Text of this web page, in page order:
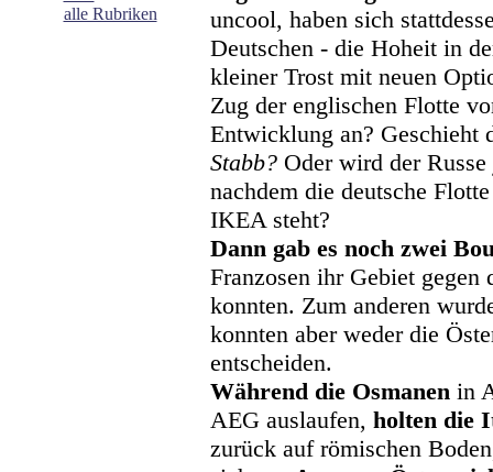
alle Rubriken
uncool, haben sich
Deutschen - die Hoheit in
kleiner Trost mit neuen
Zug der englischen Flotte
Entwicklung an? Geschieht
Stabb?Oder wird der
nachdem die deutsche
IKEA steht?
Dann gab es noch zwei
Franzosen ihr Gebiet
konnten. Zum anderen
konnten aber weder die
entscheiden.
Während die Osmanenin
AEG auslaufen, holten die
zurück auf römischen